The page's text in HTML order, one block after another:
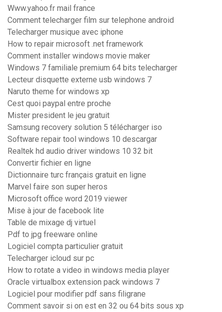
Www.yahoo.fr mail france
Comment telecharger film sur telephone android
Telecharger musique avec iphone
How to repair microsoft .net framework
Comment installer windows movie maker
Windows 7 familiale premium 64 bits telecharger
Lecteur disquette externe usb windows 7
Naruto theme for windows xp
Cest quoi paypal entre proche
Mister president le jeu gratuit
Samsung recovery solution 5 télécharger iso
Software repair tool windows 10 descargar
Realtek hd audio driver windows 10 32 bit
Convertir fichier en ligne
Dictionnaire turc français gratuit en ligne
Marvel faire son super heros
Microsoft office word 2019 viewer
Mise à jour de facebook lite
Table de mixage dj virtuel
Pdf to jpg freeware online
Logiciel compta particulier gratuit
Telecharger icloud sur pc
How to rotate a video in windows media player
Oracle virtualbox extension pack windows 7
Logiciel pour modifier pdf sans filigrane
Comment savoir si on est en 32 ou 64 bits sous xp